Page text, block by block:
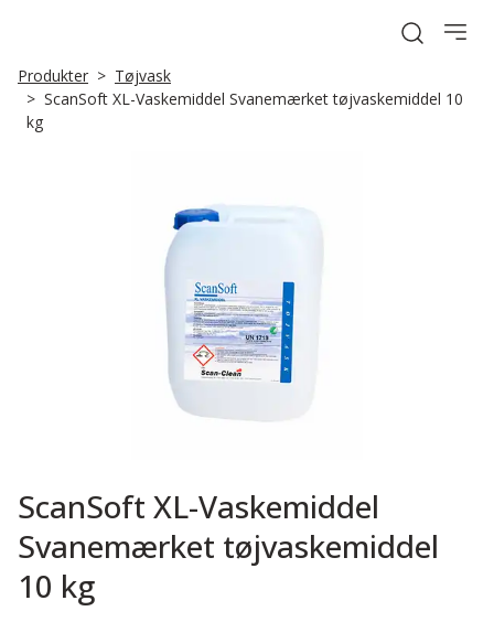
Produkter
Tøjvask
ScanSoft XL-Vaskemiddel Svanemærket tøjvaskemiddel 10
kg
ScanSoft XL-Vaskemiddel
Svanemærket tøjvaskemiddel
10 kg